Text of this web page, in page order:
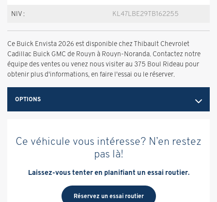
NIV : KL47LBE29TB162255
Ce Buick Envista 2026 est disponible chez Thibault Chevrolet
Cadillac Buick GMC de Rouyn à Rouyn-Noranda. Contactez notre
équipe des ventes ou venez nous visiter au 375 Boul Rideau pour
obtenir plus d'informations, en faire l'essai ou le réserver.
OPTIONS
Ce véhicule vous intéresse? N’en restez
pas là!
Laissez-vous tenter en planifiant un essai routier.
Réservez un essai routier